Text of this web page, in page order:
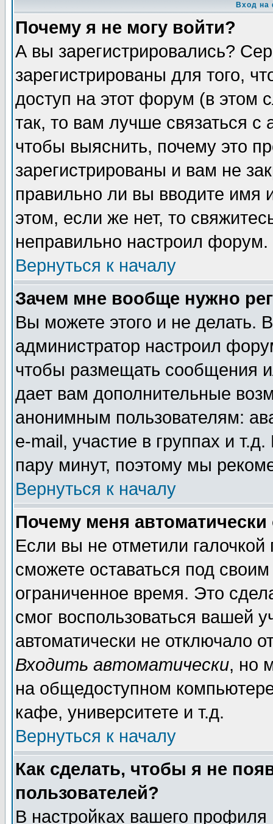
Вход на
Почему я не могу войти?
А вы зарегистрировались?
зарегистрированы для того,
доступ на этот форум (в этом
так, то вам лучше связаться
чтобы выяснить, почему это
зарегистрированы и вам не
правильно ли вы вводите
этом, если же нет, то
неправильно настроил форум.
Вернуться к началу
Зачем мне вообще нужно
Вы можете этого и не делать.
администратор настроил
чтобы размещать сообщения
дает вам дополнительные
анонимным пользователям:
e-mail, участие в группах и
пару минут, поэтому мы
Вернуться к началу
Почему меня автоматически
Если вы не отметили галочкой
сможете оставаться под
ограниченное время. Это
смог воспользоваться вашей
автоматически не отключало
Входить автоматически, но
на общедоступном
кафе, университете и т.д.
Вернуться к началу
Как сделать, чтобы я не
пользователей?
В настройках вашего